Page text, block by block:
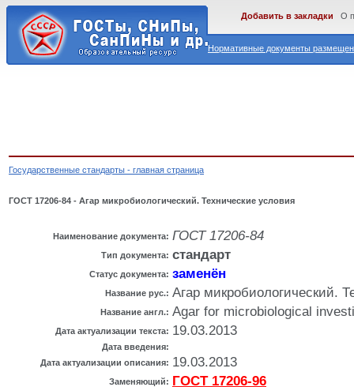
Нормативные документы
Добавить в закладки О
Государственные стандарты - главная страница
ГОСТ 17206-84 - Агар микробиологический. Технические условия
Наименование документа: ГОСТ 17206-84
Тип документа: стандарт
Статус документа: заменён
Название рус.: Агар микробиологический.
Название англ.: Agar for microbiological
Дата актуализации текста: 19.03.2013
Дата введения:
Дата актуализации описания: 19.03.2013
Заменяющий: ГОСТ 17206-96